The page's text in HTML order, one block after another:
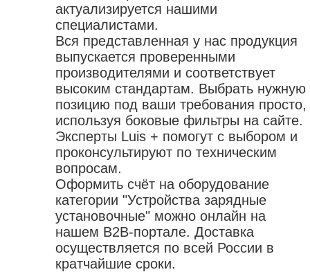
приспособления для
электроинструмента
устройства удерживающие
патроны зажимные
переходники для электроинструмента
насадки
лампы паяльные
припой
флюсы
аксессуары для пайки
шкафы
кейсы для инструмента
органайзеры
защита головы
одежда одноразовая
наколенники
жилеты
коврики диэлектрические
обувь
актуализируется нашими
специалистами.
Вся представленная у нас продукция
выпускается проверенными
производителями и соответствует
высоким стандартам. Выбрать нужную
позицию под ваши требования просто,
используя боковые фильтры на сайте.
Эксперты Luis + помогут с выбором и
проконсультируют по техническим
вопросам.
Оформить счёт на оборудование
категории "Устройства зарядные
установочные" можно онлайн на
нашем B2B-портале. Доставка
осуществляется по всей России в
кратчайшие сроки.